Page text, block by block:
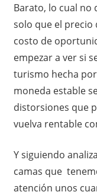
Barato, lo cual no
solo que el precio
costo de
empezar a ver si
turismo hecha
moneda estable
distorsiones que
vuelva rentable
Y siguiendo
camas que
atención unos